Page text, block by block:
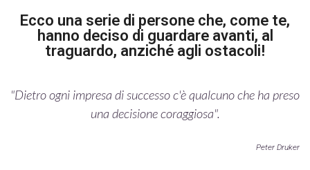
Ecco una serie di persone che, come te,
hanno deciso di guardare avanti, al
traguardo, anziché agli ostacoli!
"Dietro ogni impresa di successo c'è qualcuno che ha preso
una decisione coraggiosa".
Peter Druker